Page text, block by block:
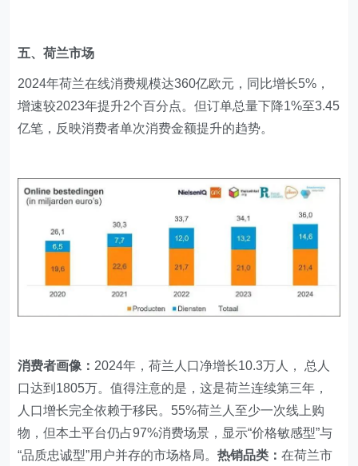
​五、荷兰市场
2024年荷兰在线消费规模达360亿欧元，同比增长5%，
增速较2023年提升2个百分点。但订单总量下降1%至3.45
亿笔，反映消费者单次消费金额提升的趋势。
消费者画像：‌ 2024年，荷兰人口净增长10.3万人， 总人
口达到1805万。值得注意的是，这是荷兰连续第三年，
人口增长完全依赖于移民。55%荷兰人至少一次线上购
物，但本土平台仍占97%消费场景，显示“价格敏感型”与
“品质忠诚型”用户并存的市场格局。热销品类：在荷兰市